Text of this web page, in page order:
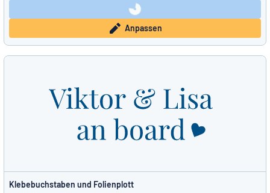
Anpassen
Klebebuchstaben und Folienplott